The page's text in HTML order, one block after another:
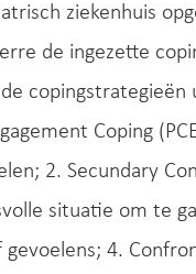
ziekenhuis
de ingezette
copingstrategieën
Coping
2. Secundary
situatie om te
4.